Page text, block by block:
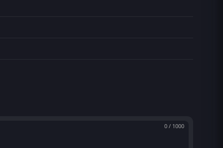
0 / 1000